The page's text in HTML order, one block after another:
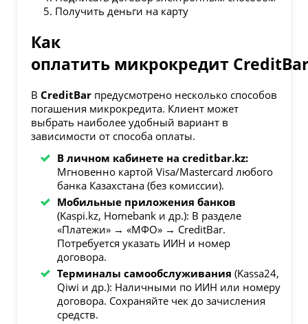
Получить деньги на карту
Как
оплатить микрокредит
В CreditBarпредусмотрено несколько способов
погашения микрокредита. Клиент может
выбрать наиболее удобный вариант в
зависимости от способа оплаты.
В личном кабинете на creditbar.kz:
Мгновенно картой Visa/Mastercard любого
банка Казахстана (без комиссии).
Мобильные приложения банков
(Kaspi.kz, Homebank и др.): В разделе
«Платежи» → «МФО» → CreditBar.
Потребуется указать ИИН и номер
договора.
Терминалы самообслуживания (Kassa24,
Qiwi и др.): Наличными по ИИН или номеру
договора. Сохраняйте чек до зачисления
средств.